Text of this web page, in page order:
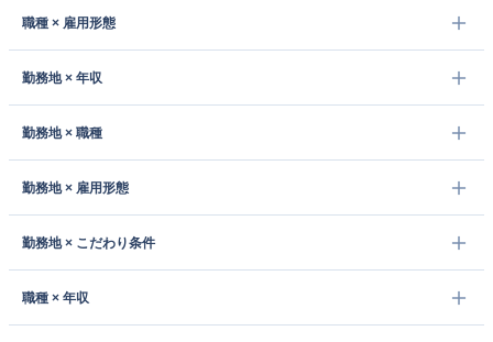
職種 × 雇用形態
勤務地 × 年収
勤務地 × 職種
勤務地 × 雇用形態
勤務地 × こだわり条件
職種 × 年収